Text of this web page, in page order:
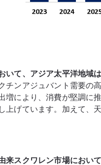
いて、アジア太平洋地域
チンアジュバント需要の
増により、消費が堅調に
上げています。加えて、
来スクワレン市場におい